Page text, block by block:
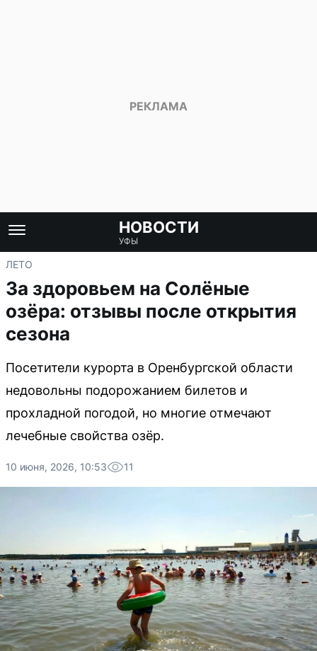
НОВОСТИ
УФЫ
ЛЕТО
За здоровьем на Солёные
озёра: отзывы после открытия
сезона
Посетители курорта в Оренбургской области
недовольны подорожанием билетов и
прохладной погодой, но многие отмечают
лечебные свойства озёр.
10 июня, 2026, 10:53 11